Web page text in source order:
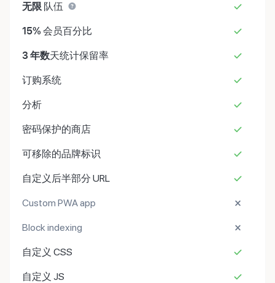
无限 队伍
15% 会员百分比
3 年数天统计保留率
订购系统
分析
密码保护的商店
可移除的品牌标识
自定义后半部分 URL
Custom PWA app
Block indexing
自定义 CSS
自定义 JS